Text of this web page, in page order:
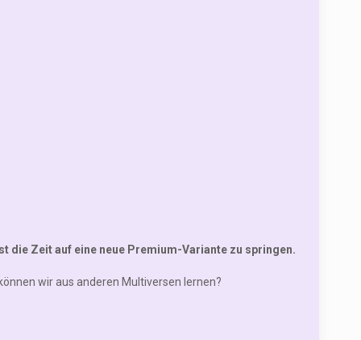
die Zeit auf eine neue Premium-Variante zu springen.
wir aus anderen Multiversen lernen?